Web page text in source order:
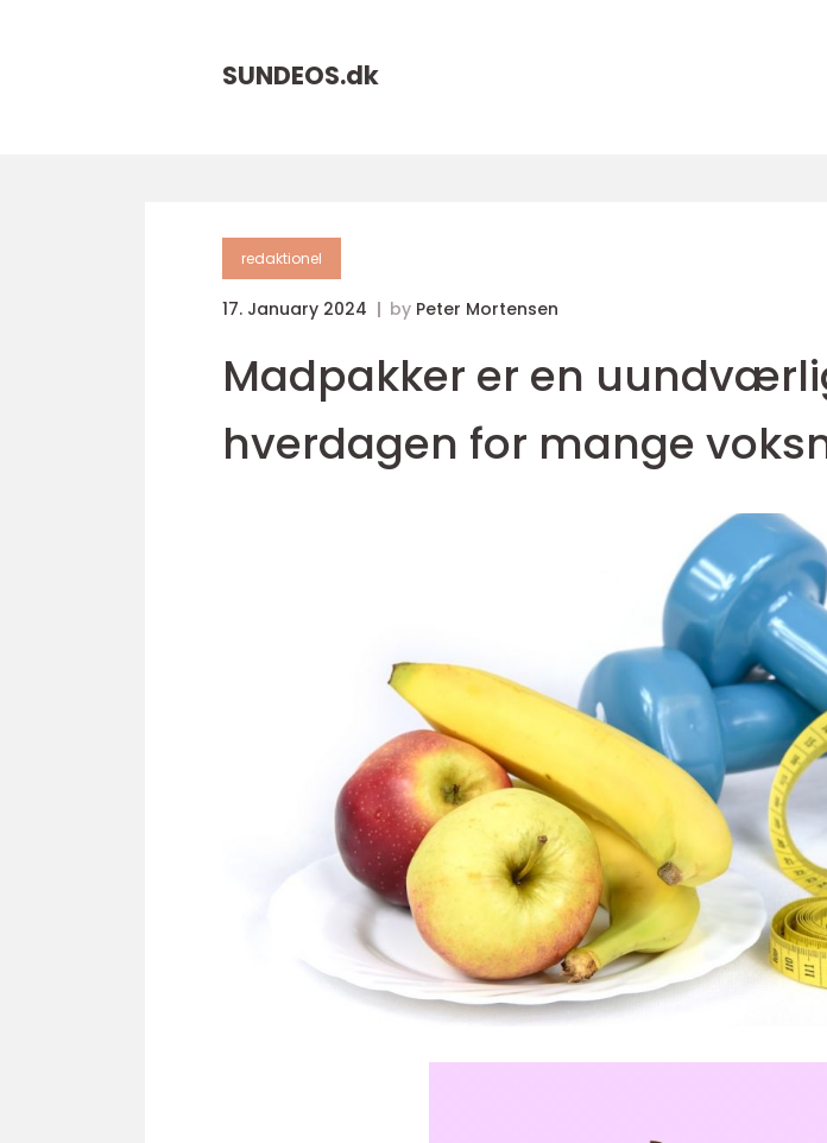
SUNDEOS.dk
redaktionel
17. January 2024 by Peter Mortensen
Madpakker er en
hverdagen for mange